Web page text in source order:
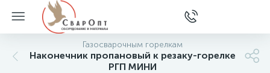
Газосварочным горелкам
Наконечник пропановый к резаку-горелке
РГП МИНИ